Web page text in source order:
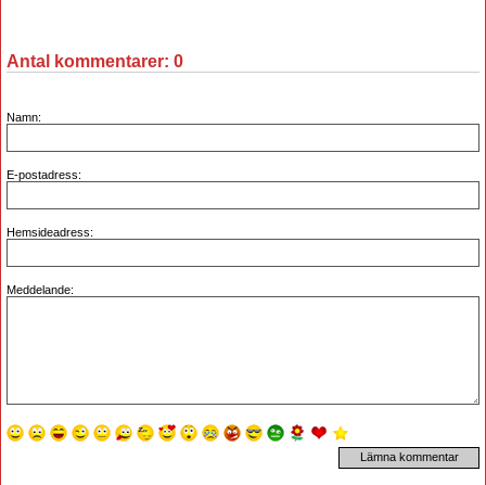
Antal kommentarer: 0
Namn:
E-postadress:
Hemsideadress:
Meddelande: